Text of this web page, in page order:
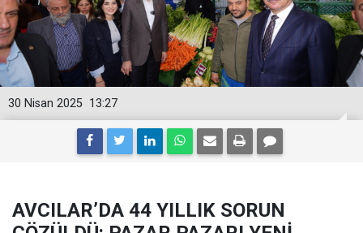
13:27
30 Nisan 2025
AVCILAR’DA 44 YILLIK SORUN